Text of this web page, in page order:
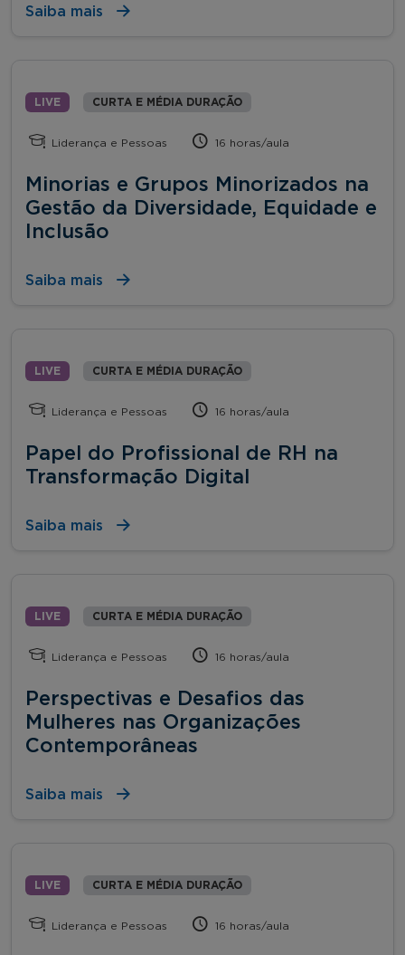
Saiba mais
LIVE CURTA E MÉDIA DURAÇÃO
Liderança e Pessoas 16 horas/aula
Minorias e Grupos Minorizados na
Gestão da Diversidade, Equidade e
Inclusão
Saiba mais
LIVE CURTA E MÉDIA DURAÇÃO
Liderança e Pessoas 16 horas/aula
Papel do Profissional de RH na
Transformação Digital
Saiba mais
LIVE CURTA E MÉDIA DURAÇÃO
Liderança e Pessoas 16 horas/aula
Perspectivas e Desafios das
Mulheres nas Organizações
Contemporâneas
Saiba mais
LIVE CURTA E MÉDIA DURAÇÃO
Liderança e Pessoas 16 horas/aula